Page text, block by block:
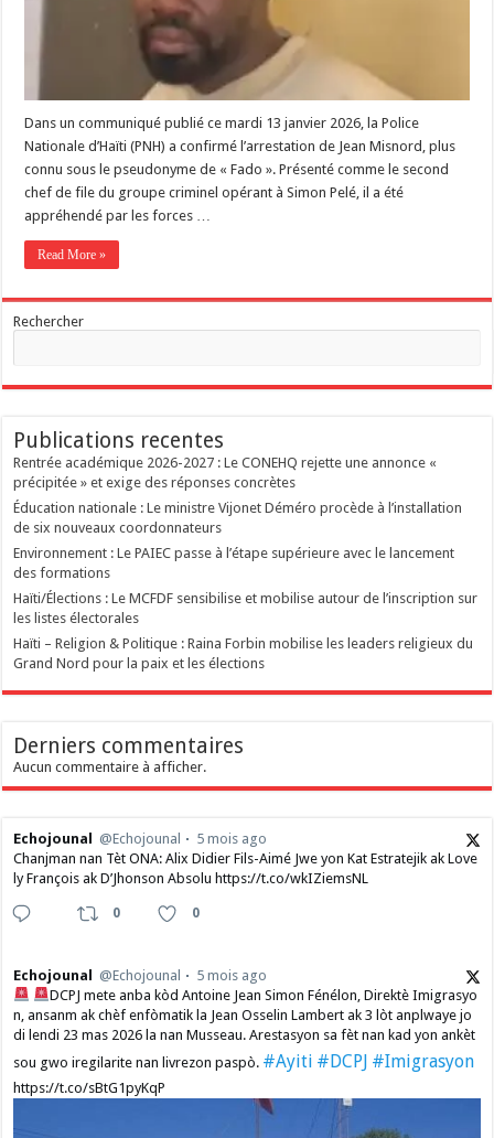
Dans un communiqué publié ce mardi 13 janvier 2026, la Police
Nationale d’Haïti (PNH) a confirmé l’arrestation de Jean Misnord, plus
connu sous le pseudonyme de « Fado ». Présenté comme le second
chef de file du groupe criminel opérant à Simon Pelé, il a été
appréhendé par les forces …
Read More »
Rechercher
Publications recentes
Rentrée académique 2026-2027 : Le CONEHQ rejette une annonce «
précipitée » et exige des réponses concrètes
Éducation nationale : Le ministre Vijonet Déméro procède à l’installation
de six nouveaux coordonnateurs
Environnement : Le PAIEC passe à l’étape supérieure avec le lancement
des formations
Haïti/Élections : Le MCFDF sensibilise et mobilise autour de l’inscription sur
les listes électorales
Haïti – Religion & Politique : Raina Forbin mobilise les leaders religieux du
Grand Nord pour la paix et les élections
Derniers commentaires
Aucun commentaire à afficher.
Echojounal @Echojounal
5 mois ago
Chanjman nan Tèt ONA: Alix Didier Fils-Aimé Jwe yon Kat Estratejik ak Love
ly François ak D’Jhonson Absolu https://t.co/wkIZiemsNL
0 0
Echojounal @Echojounal
5 mois ago
DCPJ mete anba kòd Antoine Jean Simon Fénélon, Direktè Imigrasyo
n, ansanm ak chèf enfòmatik la Jean Osselin Lambert ak 3 lòt anplwaye jo
di lendi 23 mas 2026 la nan Musseau. Arestasyon sa fèt nan kad yon ankèt
sou gwo iregilarite nan livrezon paspò. #Ayiti #DCPJ #Imigrasyon
https://t.co/sBtG1pyKqP